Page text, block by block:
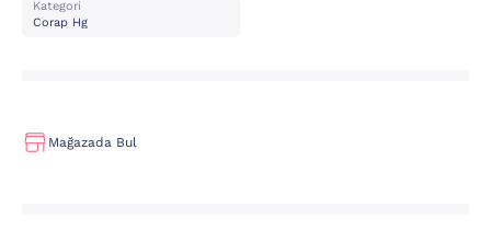
Kategori
Corap Hg
Mağazada Bul